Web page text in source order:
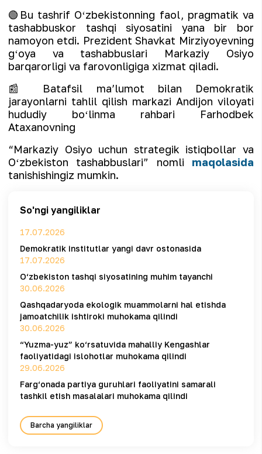
🟢Bu tashrif Oʻzbekistonning faol, pragmatik va
tashabbuskor tashqi siyosatini yana bir bor
namoyon etdi. Prezident Shavkat Mirziyoyevning
gʻoya va tashabbuslari Markaziy Osiyo
barqarorligi va farovonligiga xizmat qiladi.
📰 Batafsil maʼlumot bilan Demokratik
jarayonlarni tahlil qilish markazi Andijon viloyati
hududiy boʻlinma rahbari Farhodbek
Ataxanovning
“Markaziy Osiyo uchun strategik istiqbollar va
Oʻzbekiston tashabbuslari” nomli maqolasida
tanishishingiz mumkin.
So'ngi yangiliklar
17.07.2026
Demokratik institutlar yangi davr ostonasida
17.07.2026
O‘zbekiston tashqi siyosatining muhim tayanchi
30.06.2026
Qashqadaryoda ekologik muammolarni hal etishda
jamoatchilik ishtiroki muhokama qilindi
30.06.2026
“Yuzma-yuz” ko‘rsatuvida mahalliy Kengashlar
faoliyatidagi islohotlar muhokama qilindi
29.06.2026
Farg‘onada partiya guruhlari faoliyatini samarali
tashkil etish masalalari muhokama qilindi
Barcha yangiliklar